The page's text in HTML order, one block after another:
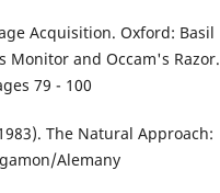
Acquisition. Oxford: Basil
Monitor and Occam's Razor.
79 - 100
The Natural Approach:
Alemany